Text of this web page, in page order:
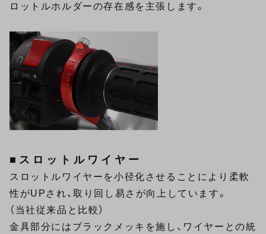
ロットルホルダーの存在感を主張します。
■スロットルワイヤー
スロットルワイヤーを小径化させることにより柔軟
性がUPされ、取り回し易さが向上しています。
（当社従来品と比較）
金具部分にはブラックメッキを施し、ワイヤーとの統